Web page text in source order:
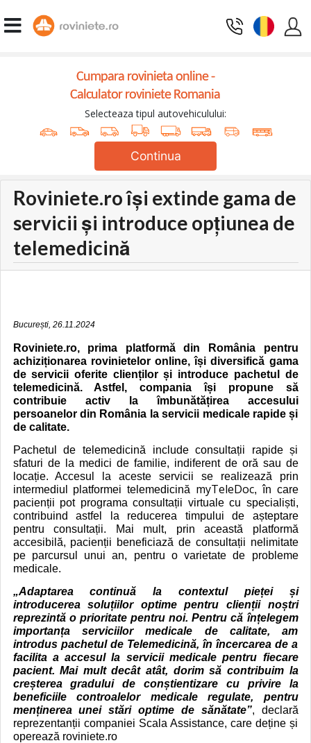
Cumpara rovinieta online -
Calculator roviniete Romania
Selecteaza tipul autovehiculului:
Continua
Roviniete.ro își extinde gama de
servicii și introduce opțiunea de
telemedicină
București, 26.11.2024
Roviniete.ro, prima platformă din România pentru
achiziționarea rovinietelor online, își diversifică gama
de servicii oferite clienților și introduce pachetul de
telemedicină. Astfel, compania își propune să
contribuie activ la îmbunătățirea accesului
persoanelor din România la servicii medicale rapide și
de calitate.
Pachetul de telemedicină include consultații rapide și
sfaturi de la medici de familie, indiferent de oră sau de
locație. Accesul la aceste servicii se realizează prin
intermediul platformei telemedicină myTeleDoc, în care
pacienții pot programa consultații virtuale cu specialiști,
contribuind astfel la reducerea timpului de așteptare
pentru consultații. Mai mult, prin această platformă
accesibilă, pacienții beneficiază de consultații nelimitate
pe parcursul unui an, pentru o varietate de probleme
medicale.
„Adaptarea continuă la contextul pieței și
introducerea soluțiilor optime pentru clienții noștri
reprezintă o prioritate pentru noi. Pentru că înțelegem
importanța serviciilor medicale de calitate, am
introdus pachetul de Telemedicină, în încercarea de a
facilita a accesul la servicii medicale pentru fiecare
pacient. Mai mult decât atât, dorim să contribuim la
creșterea gradului de conștientizare cu privire la
beneficiile controalelor medicale regulate, pentru
menținerea unei stări optime de sănătate”, declară
reprezentanții companiei Scala Assistance, care deține și
operează roviniete.ro